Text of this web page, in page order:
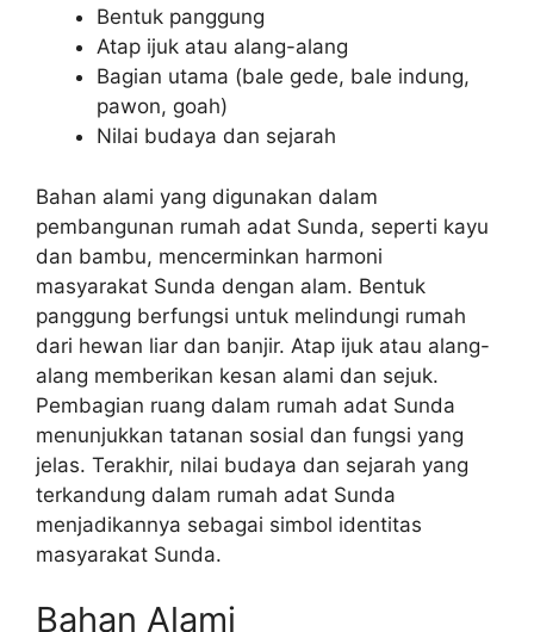
Bentuk panggung
Atap ijuk atau alang-alang
Bagian utama (bale gede, bale indung,
pawon, goah)
Nilai budaya dan sejarah
Bahan alami yang digunakan dalam
pembangunan rumah adat Sunda, seperti kayu
dan bambu, mencerminkan harmoni
masyarakat Sunda dengan alam. Bentuk
panggung berfungsi untuk melindungi rumah
dari hewan liar dan banjir. Atap ijuk atau alang-
alang memberikan kesan alami dan sejuk.
Pembagian ruang dalam rumah adat Sunda
menunjukkan tatanan sosial dan fungsi yang
jelas. Terakhir, nilai budaya dan sejarah yang
terkandung dalam rumah adat Sunda
menjadikannya sebagai simbol identitas
masyarakat Sunda.
Bahan Alami